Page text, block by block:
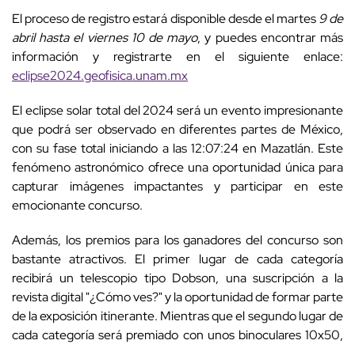
El proceso de registro estará disponible desde el martes9 de
abril hasta el viernes 10 de mayo, y puedes encontrar más
información y registrarte en el siguiente enlace:
eclipse2024.geofisica.unam.mx
El eclipse solar total del 2024 será un evento impresionante
que podrá ser observado en diferentes partes de México,
con su fase total iniciando a las 12:07:24 en Mazatlán. Este
fenómeno astronómico ofrece una oportunidad única para
capturar imágenes impactantes y participar en este
emocionante concurso.
Además, los premios para los ganadores del concurso son
bastante atractivos. El primer lugar de cada categoría
recibirá un telescopio tipo Dobson, una suscripción a la
revista digital "¿Cómo ves?" y la oportunidad de formar parte
de la exposición itinerante. Mientras que el segundo lugar de
cada categoría será premiado con unos binoculares 10x50,